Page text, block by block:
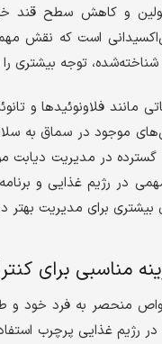
و کاهش سطح قند
است که نقش
شناخته‌شده، توجه بیشتری
مانند فلاونوئیدها و
موجود در سماق به
گسترده در مدیریت دیابت
در رژیم غذایی و
بیشتری برای مدیریت بهتر
مناسبی برای
منحصر به فرد خود و طعم
در رژیم غذایی پرچرب